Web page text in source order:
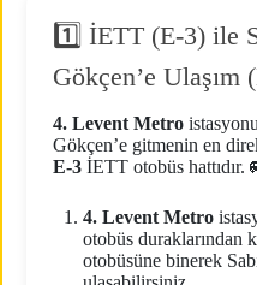
1️⃣ İETT (E-3) ile
Gökçen’e Ulaşım
4. Levent Metro
Gökçen’e gitmenin en
E-3 İETT otobüs hattıdır.
4. Levent Metro
otobüs duraklarından
otobüsüne binerek